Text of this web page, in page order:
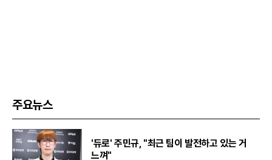
주요뉴스
'듀로' 주민규, "최근 팀이 발전하고 있는 거
느껴"